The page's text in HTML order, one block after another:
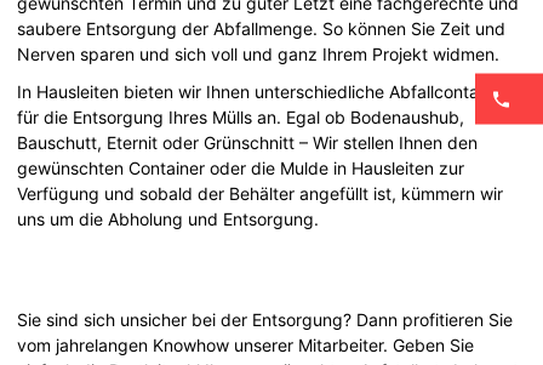
saubere Entsorgung der Abfallmenge. So können Sie Zeit und
Nerven sparen und sich voll und ganz Ihrem Projekt widmen.
In Hausleiten bieten wir Ihnen unterschiedliche Abfallcontainer
für die Entsorgung Ihres Mülls an. Egal ob Bodenaushub,
Bauschutt, Eternit oder Grünschnitt – Wir stellen Ihnen den
gewünschten Container oder die Mulde in Hausleiten zur
Verfügung und sobald der Behälter angefüllt ist, kümmern wir
uns um die Abholung und Entsorgung.
Sie sind sich unsicher bei der Entsorgung? Dann profitieren Sie
vom jahrelangen Knowhow unserer Mitarbeiter. Geben Sie